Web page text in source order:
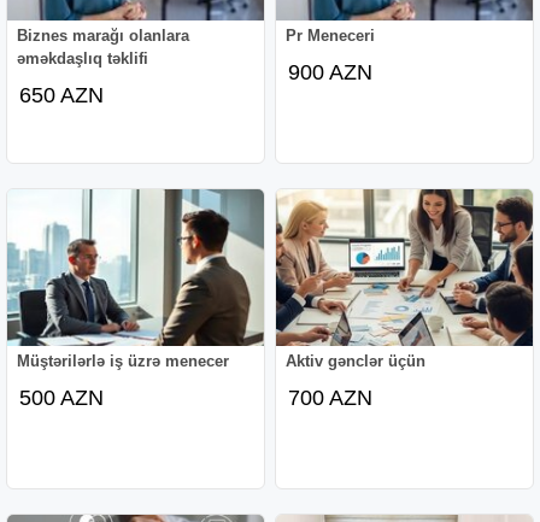
Biznes marağı olanlara
əməkdaşlıq təklifi
650 AZN
Pr Meneceri
900 AZN
Müştərilərlə iş üzrə menecer
500 AZN
Aktiv gənclər üçün
700 AZN